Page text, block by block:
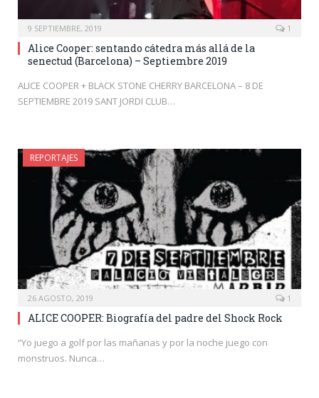
9 SEPTIEMBRE, 2019 1
Alice Cooper: sentando cátedra más allá de la
senectud (Barcelona) – Septiembre 2019
ALICE COOPER + BLACK STONE CHERRY BARCELONA – 8 DE
SEPTIEMBRE 2019 SANT JORDI CLUB…
REPORTAJES
26 AGOSTO, 2019 1
ALICE COOPER: Biografía del padre del Shock Rock
“Yo juego a golf por las mañanas y por la noche juego con
monstruos. Nunca…